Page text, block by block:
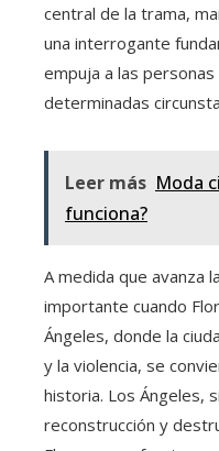
central de la trama,
una interrogante
empuja a las
determinadas
Leer más Moda
funciona?
A medida que avanza
importante cuando
Ángeles, donde la
y la violencia, se
historia. Los Ángeles,
reconstrucción y